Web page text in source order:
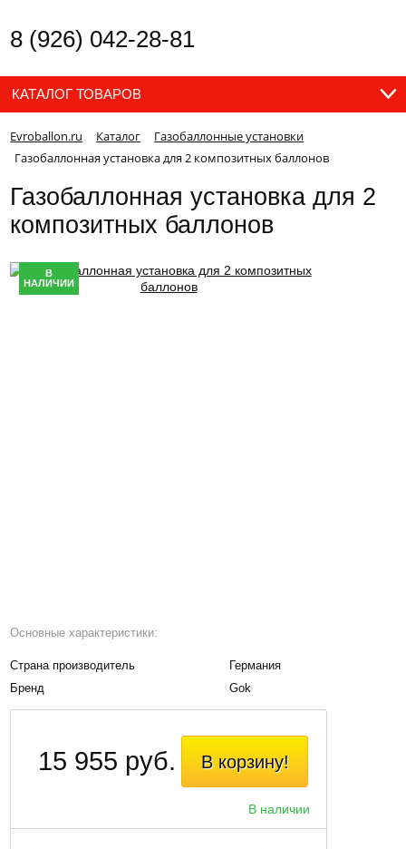
8 (926) 042-28-81
КАТАЛОГ ТОВАРОВ
Evroballon.ru Каталог
Газобаллонные установки
Газобаллонная установка для 2 композитных баллонов
Газобаллонная установка для 2
композитных баллонов
В
НАЛИЧИИ
Основные характеристики:
Страна производитель
Германия
Бренд
Gok
В корзину!
В наличии
15 955 руб.